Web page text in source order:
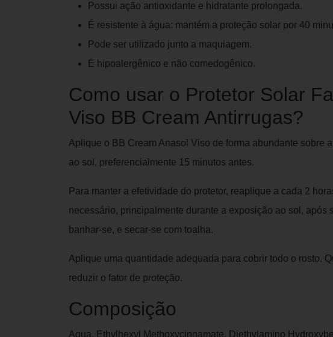
Possui ação antioxidante e hidratante prolongada.
É resistente à água: mantém a proteção solar por 40
Pode ser utilizado junto a maquiagem.
É hipoalergênico e não comedogênico.
Como usar o Protetor Solar
Viso BB Cream Antirrugas?
Aplique o BB Cream Anasol Viso de forma abundante sobre
ao sol, preferencialmente 15 minutos antes.
Para manter a efetividade do protetor, reaplique a cada 2
necessário, principalmente durante a exposição ao sol, após
banhar-se, e secar-se com toalha.
Aplique uma quantidade adequada para cobrir todo o rosto.
reduzir o fator de proteção.
Composição
Aqua, Ethylhexyl Methoxycinnamate, Diethylamino